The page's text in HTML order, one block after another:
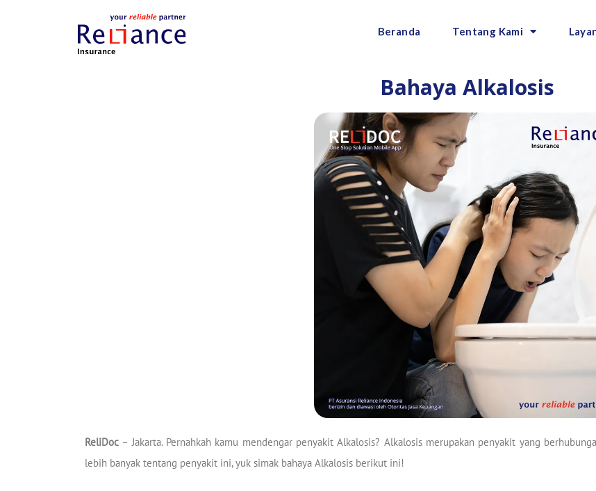
Beranda Tentang Kami
Bahaya Alkalosis
ReliDoc – Jakarta. Pernahkah kamu mendengar penyakit Alkalosis? Alkalosis merupakan penyakit yang
lebih banyak tentang penyakit ini, yuk simak bahaya Alkalosis berikut ini!